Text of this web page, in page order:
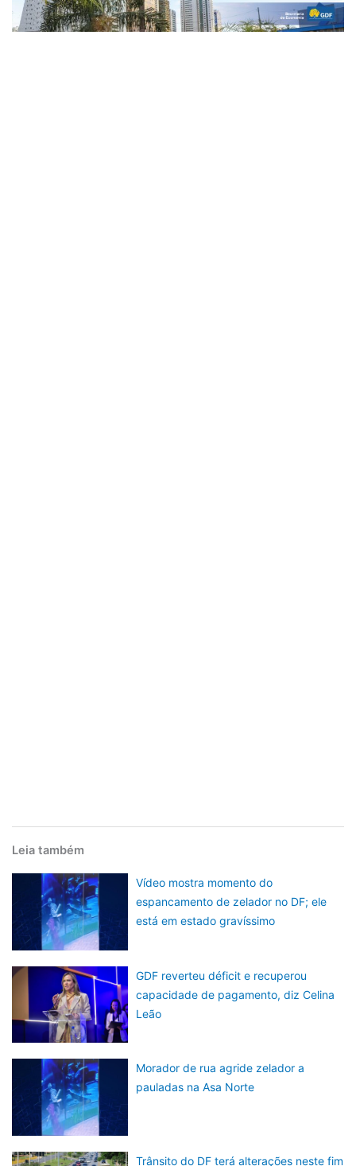
Leia também
Vídeo mostra momento do
espancamento de zelador no DF; ele
está em estado gravíssimo
GDF reverteu déficit e recuperou
capacidade de pagamento, diz Celina
Leão
Morador de rua agride zelador a
pauladas na Asa Norte
Trânsito do DF terá alterações neste fim